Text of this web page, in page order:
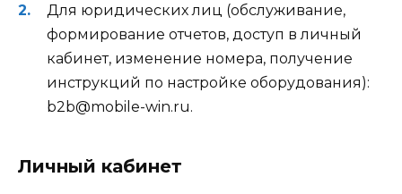
Для юридических лиц (обслуживание,
формирование отчетов, доступ в личный
кабинет, изменение номера, получение
инструкций по настройке оборудования):
b2b@mobile-win.ru.
Личный кабинет